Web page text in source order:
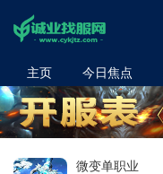
主页 今日焦点
微变单职业